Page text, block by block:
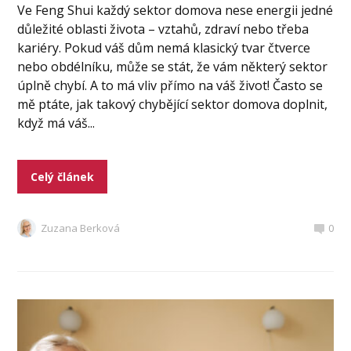
Ve Feng Shui každý sektor domova nese energii jedné
důležité oblasti života – vztahů, zdraví nebo třeba
kariéry. Pokud váš dům nemá klasický tvar čtverce
nebo obdélníku, může se stát, že vám některý sektor
úplně chybí. A to má vliv přímo na váš život! Často se
mě ptáte, jak takový chybějící sektor domova doplnit,
když má váš...
Celý článek
Zuzana Berková 0